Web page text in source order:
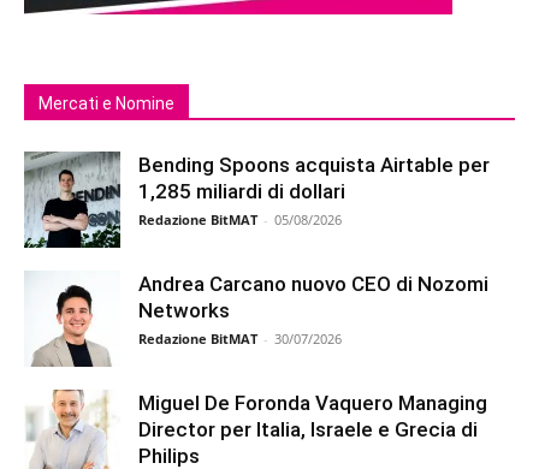
Mercati e Nomine
Bending Spoons acquista Airtable per
1,285 miliardi di dollari
Redazione BitMAT - 05/08/2026
Andrea Carcano nuovo CEO di Nozomi
Networks
Redazione BitMAT - 30/07/2026
Miguel De Foronda Vaquero Managing
Director per Italia, Israele e Grecia di
Philips